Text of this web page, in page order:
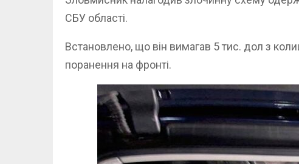
СБУ області.
Встановлено, що він вимагав 5 тис. дол з
поранення на фронті.